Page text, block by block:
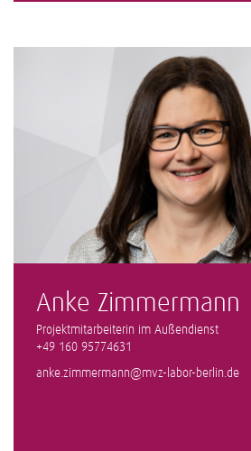
Anke Zimmermann
Projektmitarbeiterin im Außendienst
+49 160 95774631
anke.zimmermann@mvz-labor-berlin.de